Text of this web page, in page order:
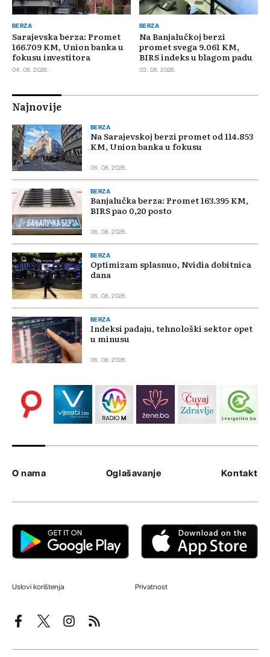
BERZA
Sarajevska berza: Promet
166.709 KM, Union banka u
fokusu investitora
04. 08. 2026.
BERZA
Na Banjalučkoj berzi
promet svega 9.061 KM,
BIRS indeks u blagom padu
03. 08. 2026.
Najnovije
BERZA
Na Sarajevskoj berzi promet od 114.853
KM, Union banka u fokusu
06. 08. 2026.
BERZA
Banjalučka berza: Promet 163.395 KM,
BIRS pao 0,20 posto
06. 08. 2026.
BERZA
Optimizam splasnuo, Nvidia dobitnica
dana
06. 08. 2026.
BERZA
Indeksi padaju, tehnološki sektor opet
u minusu
06. 08. 2026.
O nama Oglašavanje Kontakt
Uslovi korištenja Privatnost